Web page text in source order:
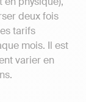
deux fois
tarifs
mois. Il est
varier en